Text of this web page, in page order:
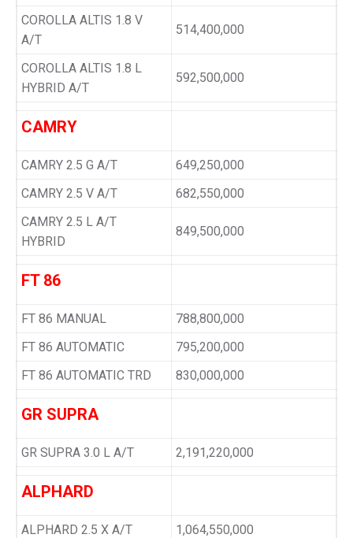
COROLLA ALTIS 1.8 V
A/T
514,400,000
COROLLA ALTIS 1.8 L
HYBRID A/T
592,500,000
CAMRY
CAMRY 2.5 G A/T
649,250,000
CAMRY 2.5 V A/T
682,550,000
CAMRY 2.5 L A/T
HYBRID
849,500,000
FT 86
FT 86 MANUAL
788,800,000
FT 86 AUTOMATIC
795,200,000
FT 86 AUTOMATIC TRD
830,000,000
GR SUPRA
GR SUPRA 3.0 L A/T 2,191,220,000
ALPHARD
ALPHARD 2.5 X A/T
1,064,550,000